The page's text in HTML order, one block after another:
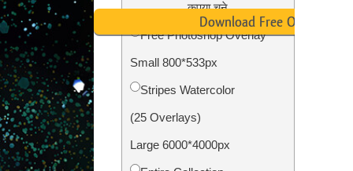
फोटो स्टोर स्टेशन सर्विसेज
कृपया चुने
Free Photoshop Overlay
Small 800*533px
Stripes Watercolor
(25 Overlays)
Large 6000*4000px
Download Free Overlay